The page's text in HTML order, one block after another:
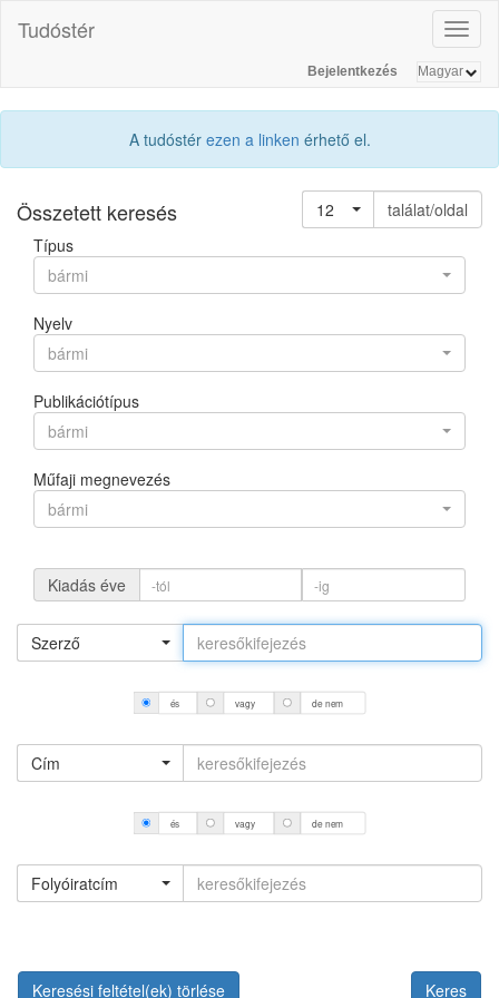
Tudóstér
Bejelentkezés
A tudóstér ezen a linken érhető el.
Összetett keresés 12
találat/oldal
Típus
bármi
Nyelv
bármi
Publikációtípus
bármi
Műfaji megnevezés
bármi
Kiadás éve
Szerző
és vagy de nem
Cím
és vagy de nem
Folyóiratcím
Keresési feltétel(ek) törlése